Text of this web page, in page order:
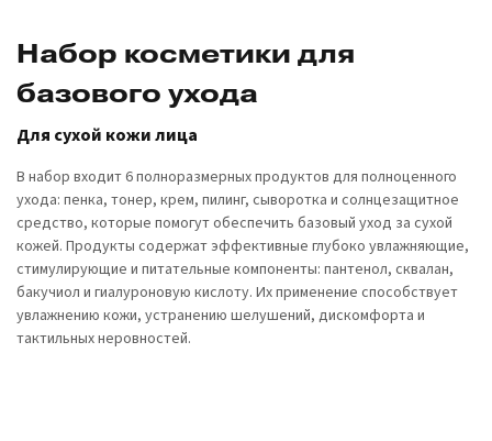
Набор косметики для
базового ухода
Для сухой кожи лица
В набор входит 6 полноразмерных продуктов для полноценного
ухода: пенка, тонер, крем, пилинг, сыворотка и солнцезащитное
средство, которые помогут обеспечить базовый уход за сухой
кожей. Продукты содержат эффективные глубоко увлажняющие,
стимулирующие и питательные компоненты: пантенол, сквалан,
бакучиол и гиалуроновую кислоту. Их применение способствует
увлажнению кожи, устранению шелушений, дискомфорта и
тактильных неровностей.